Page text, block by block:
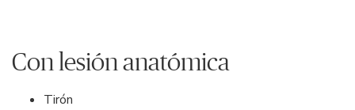
Con lesión anatómica
Tirón